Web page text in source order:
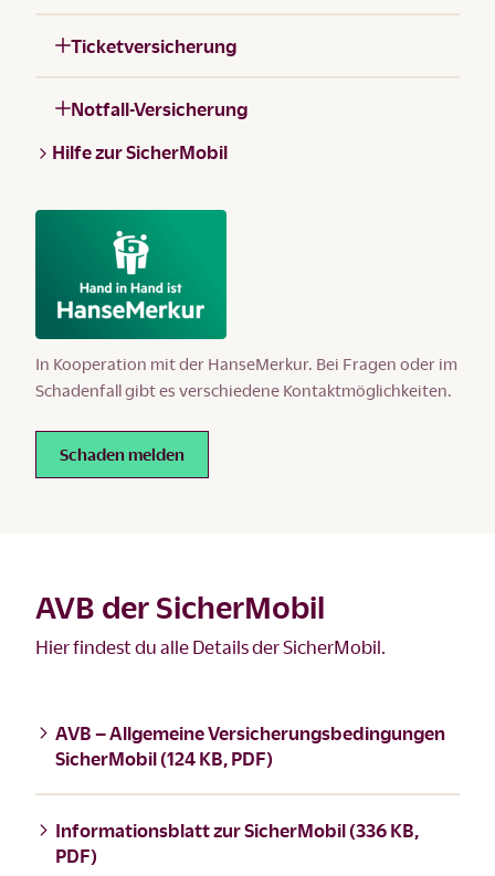
Ticketversicherung
Notfall-Versicherung
Hilfe zur SicherMobil
In Kooperation mit der HanseMerkur. Bei Fragen oder im
Schadenfall gibt es verschiedene Kontaktmöglichkeiten.
Schaden melden
AVB der SicherMobil
Hier findest du alle Details der SicherMobil.
AVB – Allgemeine Versicherungsbedingungen
SicherMobil (124 KB, PDF)
Informationsblatt zur SicherMobil (336 KB,
PDF)